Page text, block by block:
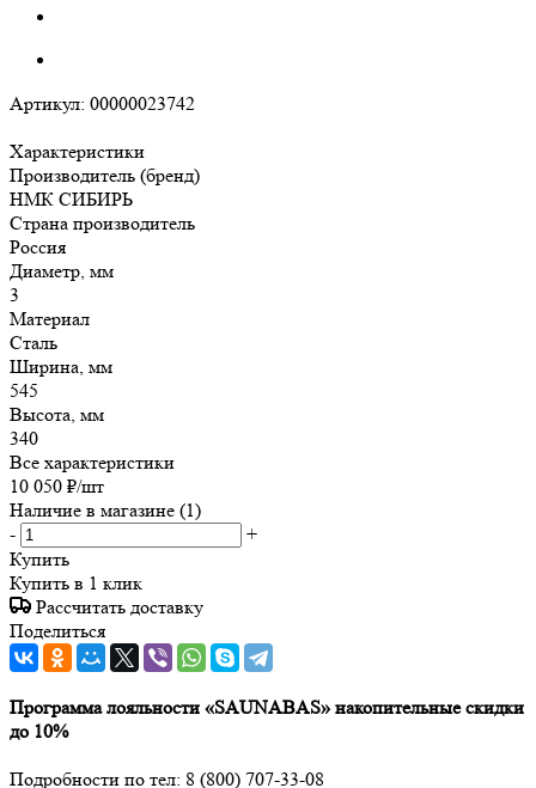
Артикул: 00000023742
Характеристики
Производитель (бренд)
НМК СИБИРЬ
Страна производитель
Россия
Диаметр, мм
3
Материал
Сталь
Ширина, мм
545
Высота, мм
340
Все характеристики
10 050 ₽/шт
Наличие в магазине (1)
-
+
Купить
Купить в 1 клик
Рассчитать доставку
Поделиться
Программа лояльности «SAUNABAS» накопительные скидки
до 10%
Подробности по тел: 8 (800) 707-33-08